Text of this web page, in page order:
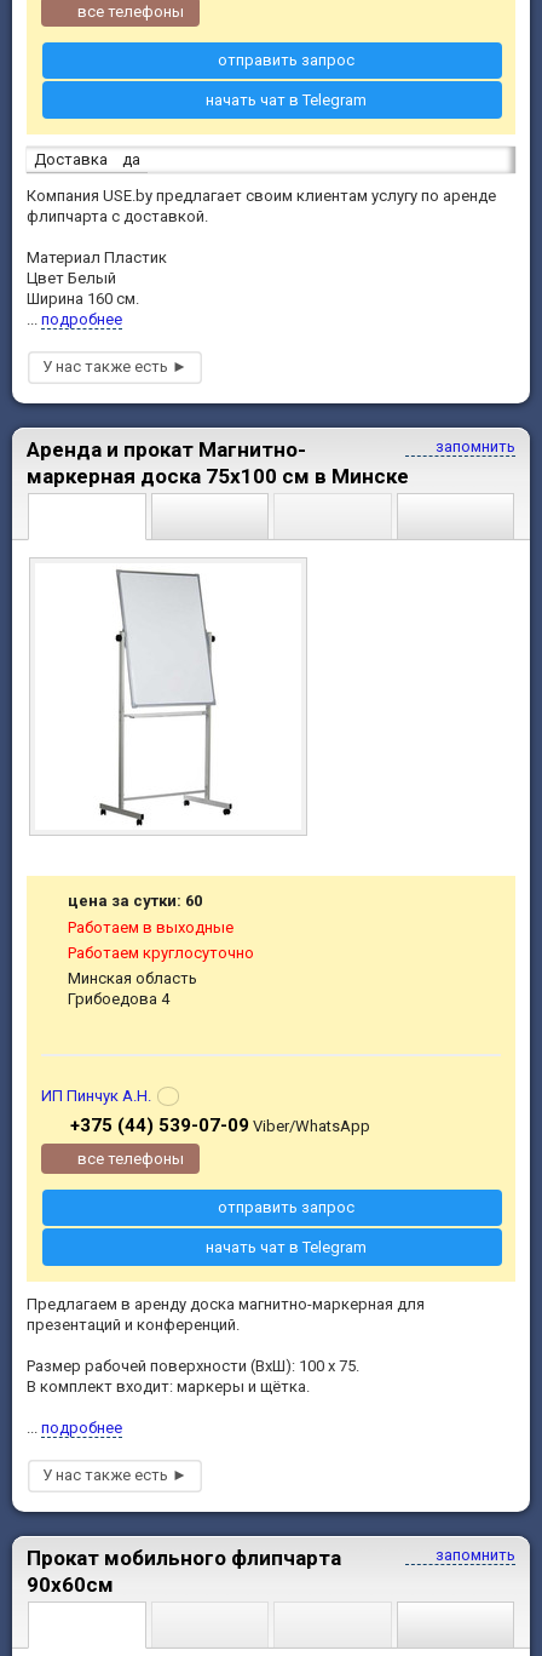
Доставка
да
Компания USE.by предлагает своим клиентам услугу по аренде
флипчарта c доставкой.
Материал Пластик
Цвет Белый
Ширина 160 см.
подробнее
все телефоны
отправить запрос
начать чат в Telegram
запомнить
Аренда и прокат Магнитно-
маркерная доска 75x100 см в Минске
Предлагаем в аренду доска магнитно-маркерная для
презентаций и конференций.
Размер рабочей поверхности (ВхШ): 100 х 75.
В комплект входит: маркеры и щётка.
подробнее
цена за сутки: 60
Работаем в выходные
Работаем круглосуточно
Минская область
Грибоедова 4
ИП Пинчук А.Н.
+375 (44) 539-07-09Viber/WhatsApp
все телефоны
отправить запрос
начать чат в Telegram
запомнить
Прокат мобильного флипчарта
90х60см